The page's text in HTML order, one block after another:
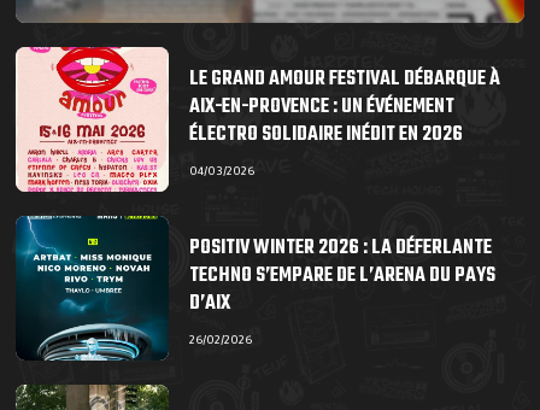
LE GRAND AMOUR FESTIVAL DÉBARQUE À
AIX-EN-PROVENCE : UN ÉVÉNEMENT
ÉLECTRO SOLIDAIRE INÉDIT EN 2026
04/03/2026
POSITIV WINTER 2026 : LA DÉFERLANTE
TECHNO S’EMPARE DE L’ARENA DU PAYS
D’AIX
26/02/2026